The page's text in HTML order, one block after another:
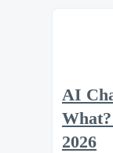
AI
2026